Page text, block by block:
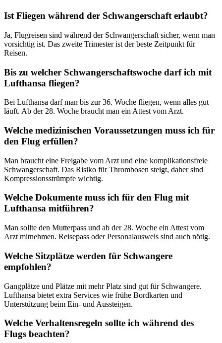
Ist Fliegen während der Schwangerschaft erlaubt?
Ja, Flugreisen sind während der Schwangerschaft sicher, wenn man
vorsichtig ist. Das zweite Trimester ist der beste Zeitpunkt für
Reisen.
Bis zu welcher Schwangerschaftswoche darf ich mit
Lufthansa fliegen?
Bei Lufthansa darf man bis zur 36. Woche fliegen, wenn alles gut
läuft. Ab der 28. Woche braucht man ein Attest vom Arzt.
Welche medizinischen Voraussetzungen muss ich für
den Flug erfüllen?
Man braucht eine Freigabe vom Arzt und eine komplikationsfreie
Schwangerschaft. Das Risiko für Thrombosen steigt, daher sind
Kompressionsstrümpfe wichtig.
Welche Dokumente muss ich für den Flug mit
Lufthansa mitführen?
Man sollte den Mutterpass und ab der 28. Woche ein Attest vom
Arzt mitnehmen. Reisepass oder Personalausweis sind auch nötig.
Welche Sitzplätze werden für Schwangere
empfohlen?
Gangplätze und Plätze mit mehr Platz sind gut für Schwangere.
Lufthansa bietet extra Services wie frühe Bordkarten und
Unterstützung beim Ein- und Aussteigen.
Welche Verhaltensregeln sollte ich während des
Flugs beachten?